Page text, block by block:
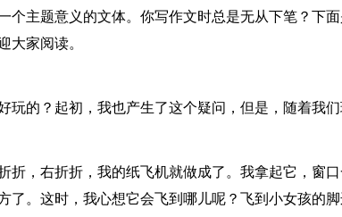
个主题意义的文体。你写作文时总是无从下笔？下
大家阅读。
玩的？起初，我也产生了这个疑问，但是，随着我
折，右折折，我的纸飞机就做成了。我拿起它，窗口
了。这时，我心想它会飞到哪儿呢？飞到小女孩的